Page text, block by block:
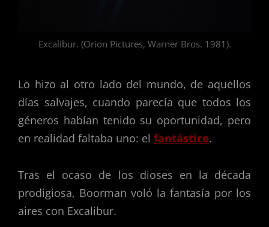
Excalibur. (Orion Pictures, Warner Bros. 1981).
Lo hizo al otro lado del mundo, de aquellos
días salvajes, cuando parecía que todos los
géneros habían tenido su oportunidad, pero
en realidad faltaba uno: el fantástico.
Tras el ocaso de los dioses en la década
prodigiosa, Boorman voló la fantasía por los
aires con Excalibur.